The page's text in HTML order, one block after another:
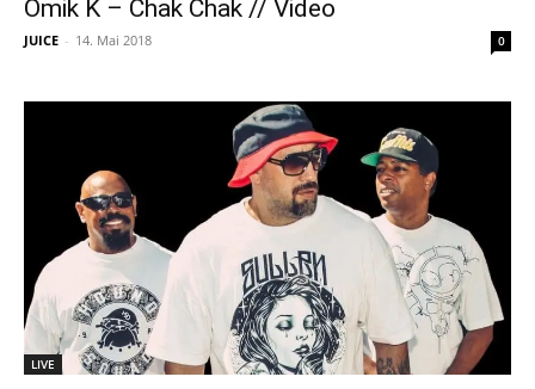
Omik K – Chak Chak // Video
JUICE - 14. Mai 2018 0
LIVE